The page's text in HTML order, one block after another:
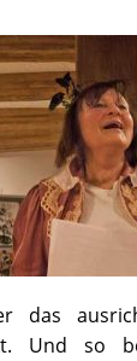
das
Und so